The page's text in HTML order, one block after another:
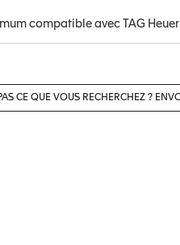
compatible avec TAG Heuer
CE QUE VOUS RECHERCHEZ ?